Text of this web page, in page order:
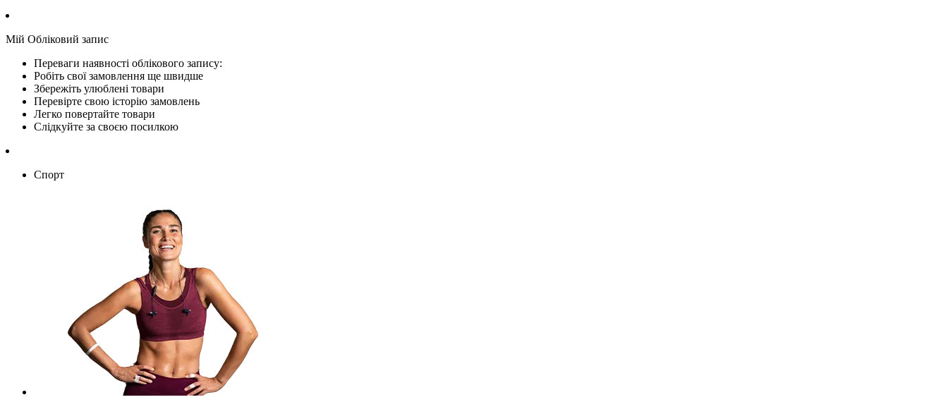
Мій Обліковий запис
Переваги наявності облікового запису:
Робіть свої замовлення ще швидше
Збережіть улюблені товари
Перевірте свою історію замовлень
Легко повертайте товари
Слідкуйте за своєю посилкою
Спорт